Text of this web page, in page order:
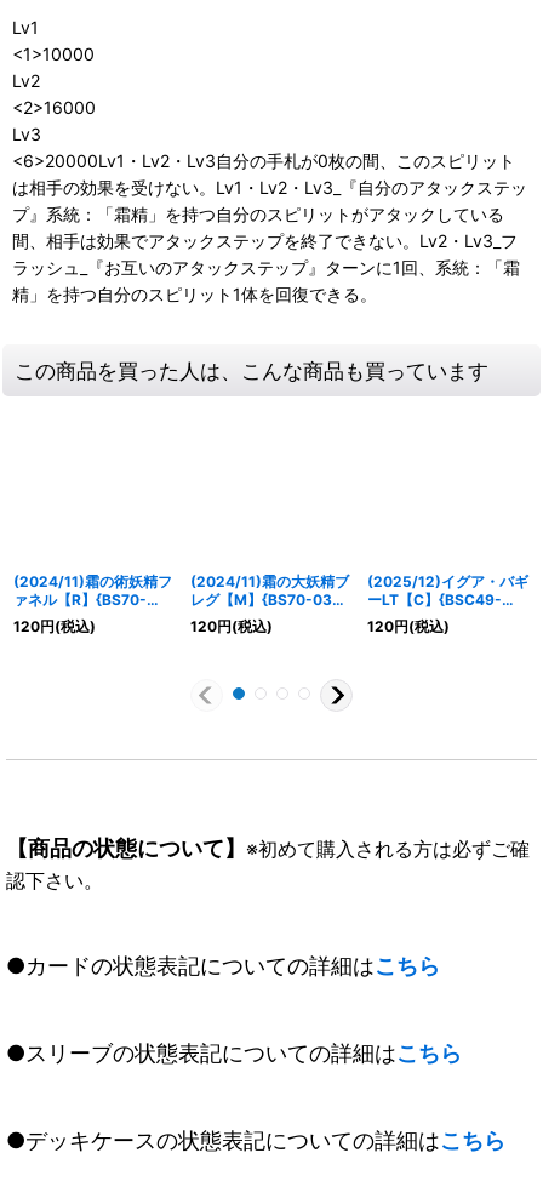
Lv1
<1>10000
Lv2
<2>16000
Lv3
<6>20000Lv1・Lv2・Lv3自分の手札が0枚の間、このスピリット
は相手の効果を受けない。Lv1・Lv2・Lv3_『自分のアタックステッ
プ』系統：「霜精」を持つ自分のスピリットがアタックしている
間、相手は効果でアタックステップを終了できない。Lv2・Lv3_フ
ラッシュ_『お互いのアタックステップ』ターンに1回、系統：「霜
精」を持つ自分のスピリット1体を回復できる。
この商品を買った人は、こんな商品も買っています
(2024/11)霜の術妖精フ
ァネル【R】{BS70-
041}《白》
120円(税込)
(2024/11)霜の大妖精ブ
レグ【M】{BS70-039}
《白》
120円(税込)
(2025/12)イグア・バギ
ーLT【C】{BSC49-
028}《白》
120円(税込)
【商品の状態について】 ※初めて購入される方は必ずご確
認下さい。
●カードの状態表記についての詳細はこちら
●スリーブの状態表記についての詳細はこちら
●デッキケースの状態表記についての詳細はこちら